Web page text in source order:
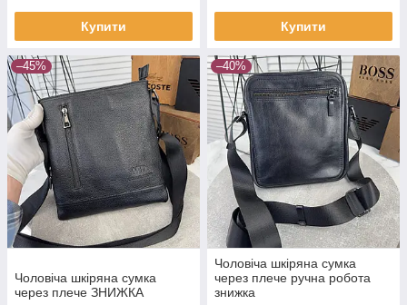
Купити Купити
–45%
Чоловіча шкіряна сумка
через плече ЗНИЖКА
–40%
Чоловіча шкіряна сумка
через плече ручна робота
знижка